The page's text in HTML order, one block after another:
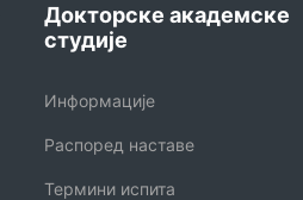
Докторске академске
студије
Информације
Распоред наставе
Термини испита